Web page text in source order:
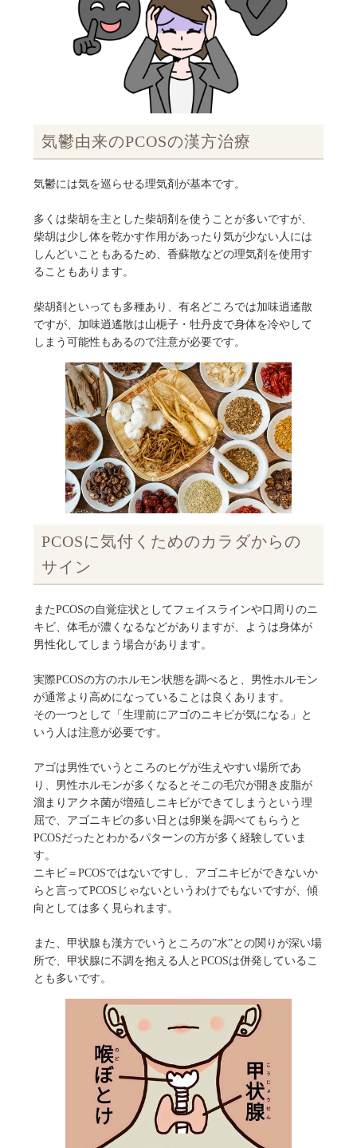
気鬱由来のPCOSの漢方治療
気鬱には気を巡らせる理気剤が基本です。
多くは柴胡を主とした柴胡剤を使うことが多いですが、
柴胡は少し体を乾かす作用があったり気が少ない人には
しんどいこともあるため、香蘇散などの理気剤を使用す
ることもあります。
柴胡剤といっても多種あり、有名どころでは加味逍遙散
ですが、加味逍遙散は山梔子・牡丹皮で身体を冷やして
しまう可能性もあるので注意が必要です。
PCOSに気付くためのカラダからの
サイン
またPCOSの自覚症状としてフェイスラインや口周りのニ
キビ、体毛が濃くなるなどがありますが、ようは身体が
男性化してしまう場合があります。
実際PCOSの方のホルモン状態を調べると、男性ホルモン
が通常より高めになっていることは良くあります。
その一つとして「生理前にアゴのニキビが気になる」と
いう人は注意が必要です。
アゴは男性でいうところのヒゲが生えやすい場所であ
り、男性ホルモンが多くなるとそこの毛穴が開き皮脂が
溜まりアクネ菌が増殖しニキビができてしまうという理
屈で、アゴニキビの多い日とは卵巣を調べてもらうと
PCOSだったとわかるパターンの方が多く経験していま
す。
ニキビ＝PCOSではないですし、アゴニキビができないか
らと言ってPCOSじゃないというわけでもないですが、傾
向としては多く見られます。
また、甲状腺も漢方でいうところの”水”との関りが深い場
所で、甲状腺に不調を抱える人とPCOSは併発しているこ
とも多いです。